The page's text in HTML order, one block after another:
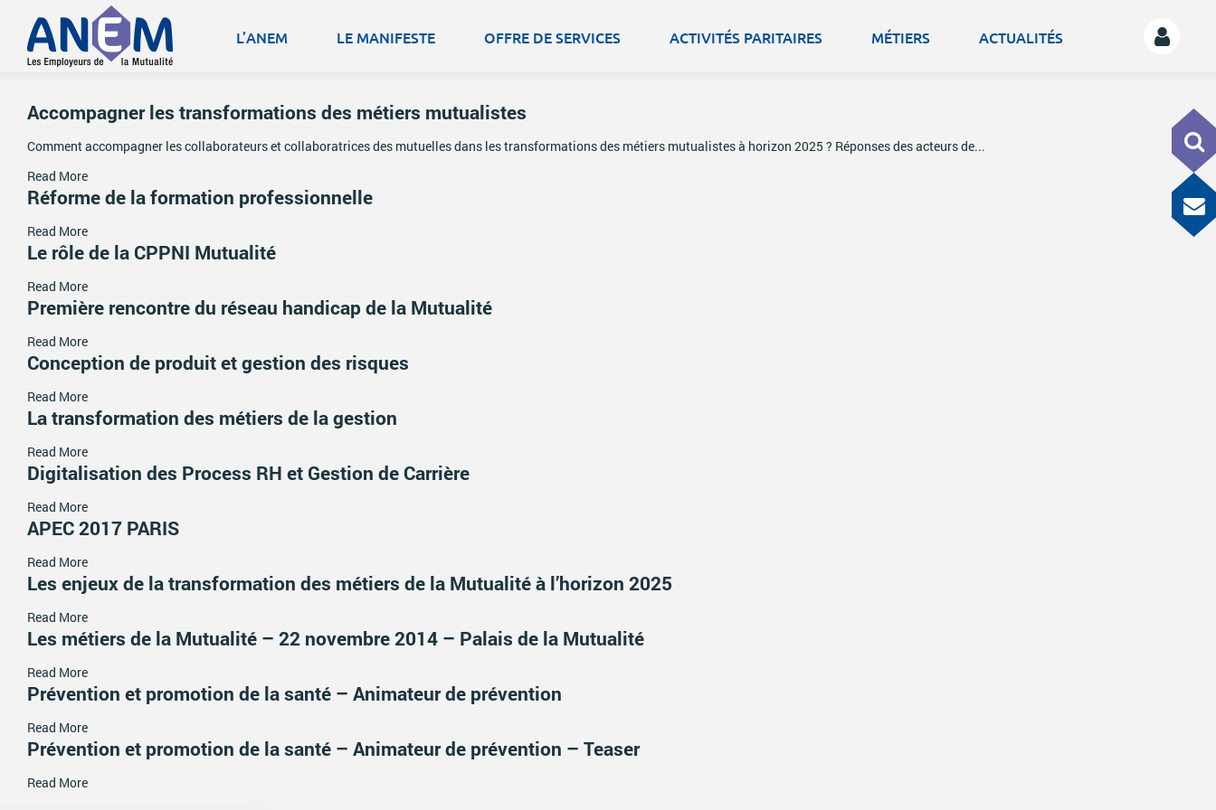
L’ANEM LE MANIFESTE OFFRE DE SERVICES ACTIVITÉS PARITAIRES MÉTIERS ACTUALITÉS
Accompagner les transformations des métiers mutualistes
Comment accompagner les collaborateurs et collaboratrices des mutuelles dans les transformations des métiers mutualistes à horizon 2025 ? Réponses des acteurs de...
Read More
Réforme de la formation professionnelle
Read More
Le rôle de la CPPNI Mutualité
Read More
Première rencontre du réseau handicap de la Mutualité
Read More
Conception de produit et gestion des risques
Read More
La transformation des métiers de la gestion
Read More
Digitalisation des Process RH et Gestion de Carrière
Read More
APEC 2017 PARIS
Read More
Les enjeux de la transformation des métiers de la Mutualité à l’horizon 2025
Read More
Les métiers de la Mutualité – 22 novembre 2014 – Palais de la Mutualité
Read More
Prévention et promotion de la santé – Animateur de prévention
Read More
Prévention et promotion de la santé – Animateur de prévention – Teaser
Read More